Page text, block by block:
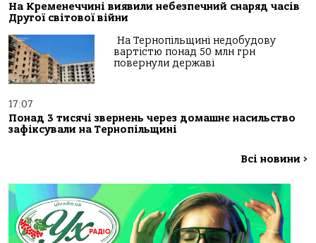
На Кременеччині виявили небезпечний снаряд часів
Другої світової війни
На Тернопільщині недобудову
вартістю понад 50 млн грн
повернули державі
17:07
Понад 3 тисячі звернень через домашнє насильство
зафіксували на Тернопільщині
Всі новини >